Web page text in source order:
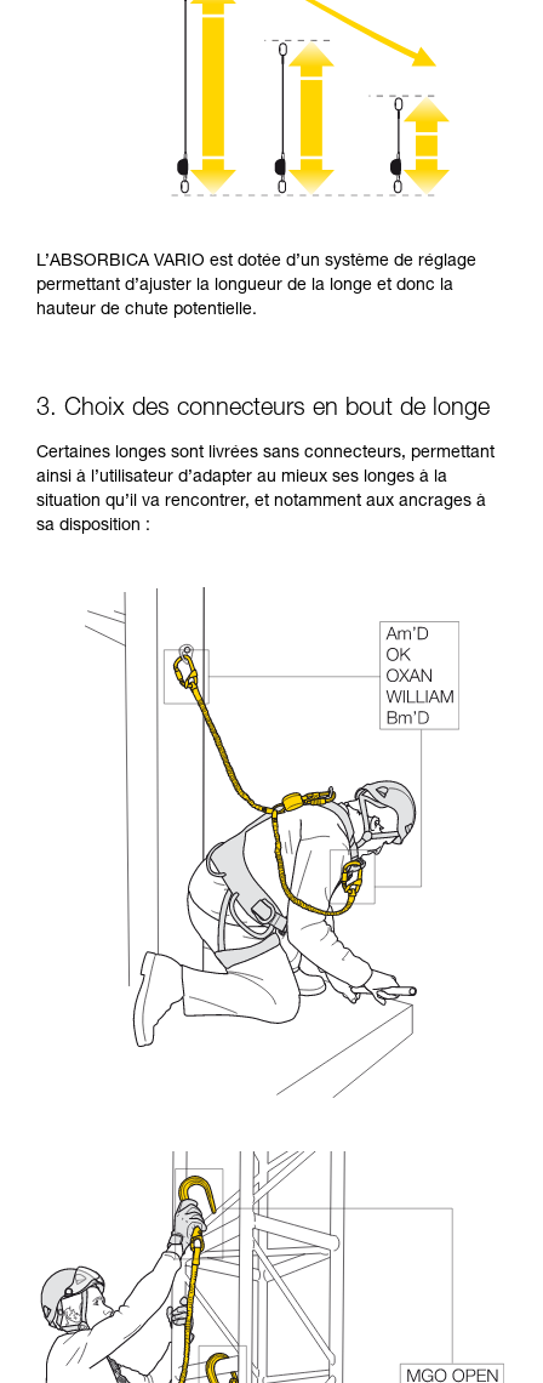
L’ABSORBICA VARIO est dotée d’un système de réglage
permettant d’ajuster la longueur de la longe et donc la
hauteur de chute potentielle.
3. Choix des connecteurs en bout de longe
Certaines longes sont livrées sans connecteurs, permettant
ainsi à l’utilisateur d’adapter au mieux ses longes à la
situation qu’il va rencontrer, et notamment aux ancrages à
sa disposition :